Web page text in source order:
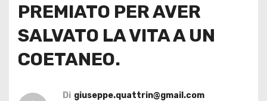
PREMIATO PER AVER
SALVATO LA VITA A UN
COETANEO.
Di giuseppe.quattrin@gmail.com